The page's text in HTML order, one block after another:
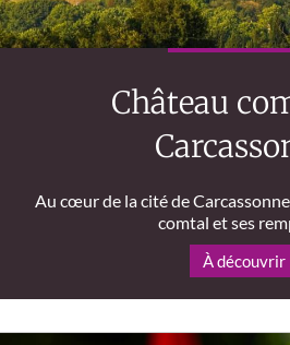
Château
Au cœur de la cité de
comtal et ses
À découvrir